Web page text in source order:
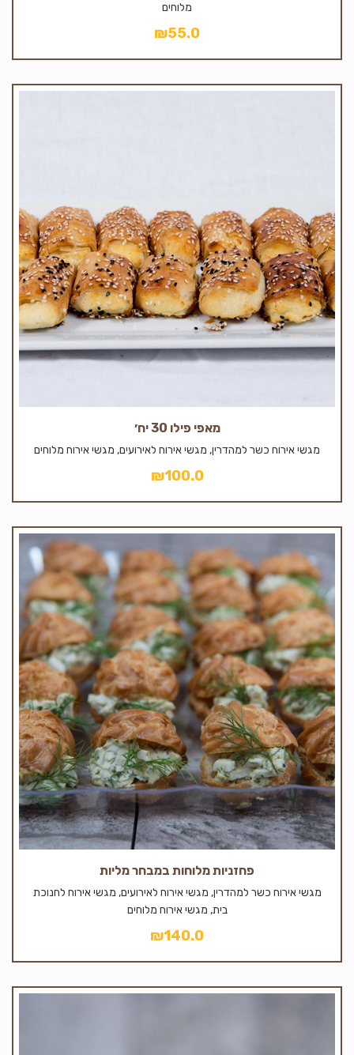
מלוחים
₪55.0
מאפי פילו 30 יח׳
מגשי אירוח כשר למהדרין, מגשי אירוח לאירועים, מגשי אירוח מלוחים
₪100.0
פחזניות מלוחות במבחר מליות
מגשי אירוח כשר למהדרין, מגשי אירוח לאירועים, מגשי אירוח לחנוכת
בית, מגשי אירוח מלוחים
₪140.0